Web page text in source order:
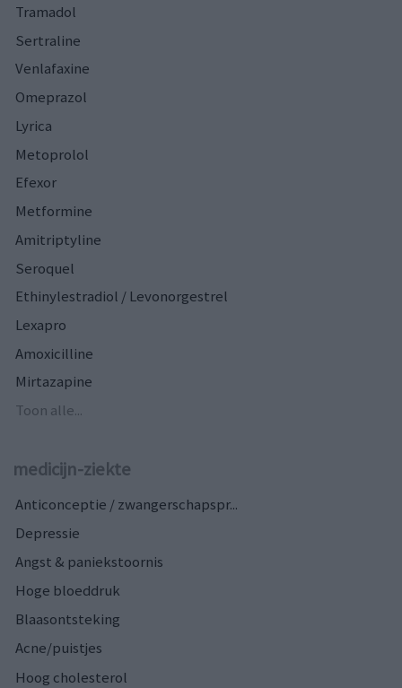
Tramadol
Sertraline
Venlafaxine
Omeprazol
Lyrica
Metoprolol
Efexor
Metformine
Amitriptyline
Seroquel
Ethinylestradiol / Levonorgestrel
Lexapro
Amoxicilline
Mirtazapine
Toon alle...
medicijn-ziekte
Anticonceptie / zwangerschapspr...
Depressie
Angst & paniekstoornis
Hoge bloeddruk
Blaasontsteking
Acne/puistjes
Hoog cholesterol